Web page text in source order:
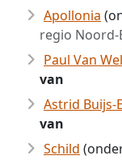
Apollonia
regio
Paul Van
van
Astrid Buijs-
van
Schild